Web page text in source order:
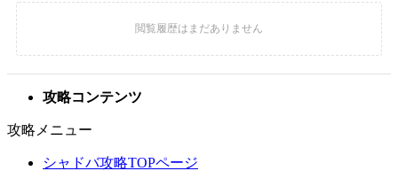
攻略コンテンツ
攻略メニュー
シャドバ攻略TOPページ